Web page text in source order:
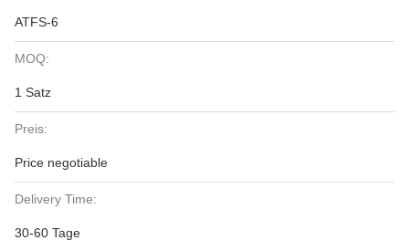
ATFS-6
MOQ:
1 Satz
Preis:
Price negotiable
Delivery Time:
30-60 Tage